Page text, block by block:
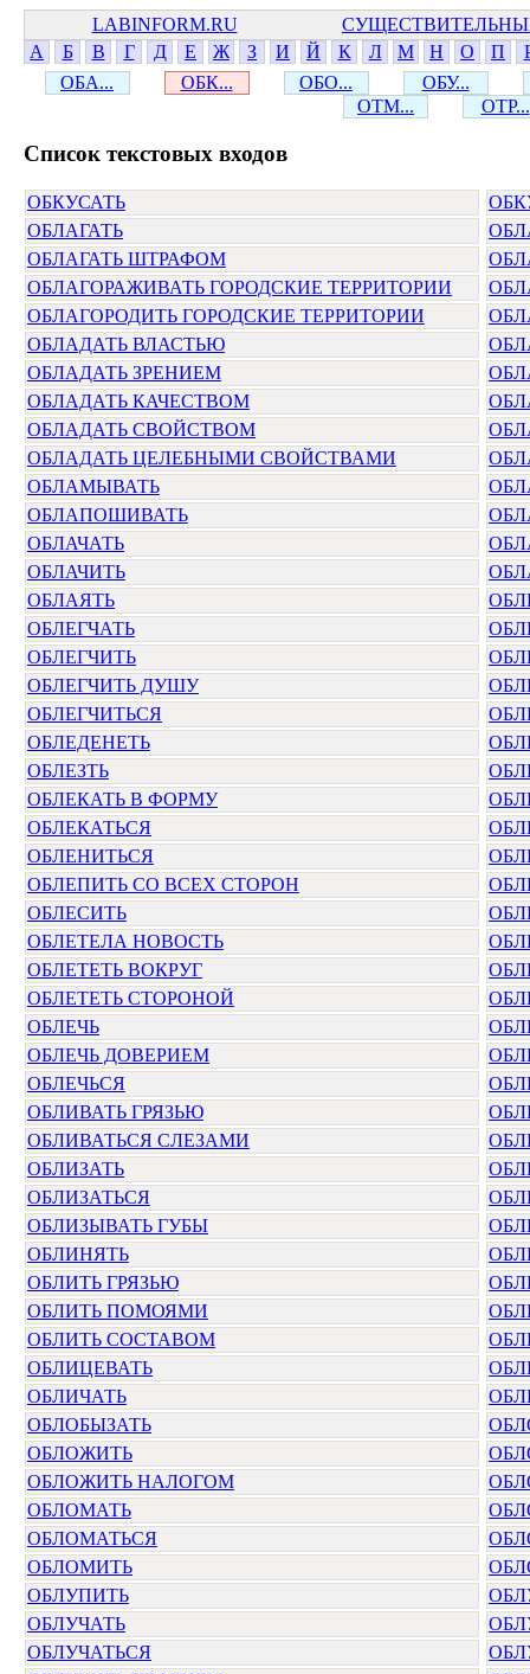
LABINFORM.RU
А
Б В Г Д Е Ж З И Й К Л М Н О П
ОБА...
ОБК... ОБО...
ОБУ...
ОТМ...
ОТР...
Cписок текстовых входов
ОБКУСАТЬ
ОБЛАГАТЬ
ОБЛАГАТЬ ШТРАФОМ
ОБЛАГОРАЖИВАТЬ ГОРОДСКИЕ ТЕРРИТОРИИ
ОБЛАГОРОДИТЬ ГОРОДСКИЕ ТЕРРИТОРИИ
ОБЛАДАТЬ ВЛАСТЬЮ
ОБЛАДАТЬ ЗРЕНИЕМ
ОБЛАДАТЬ КАЧЕСТВОМ
ОБЛАДАТЬ СВОЙСТВОМ
ОБЛАДАТЬ ЦЕЛЕБНЫМИ СВОЙСТВАМИ
ОБЛАМЫВАТЬ
ОБЛАПОШИВАТЬ
ОБЛАЧАТЬ
ОБЛАЧИТЬ
ОБЛАЯТЬ
ОБЛЕГЧАТЬ
ОБЛЕГЧИТЬ
ОБЛЕГЧИТЬ ДУШУ
ОБЛЕГЧИТЬСЯ
ОБЛЕДЕНЕТЬ
ОБЛЕЗТЬ
ОБЛЕКАТЬ В ФОРМУ
ОБЛЕКАТЬСЯ
ОБЛЕНИТЬСЯ
ОБЛЕПИТЬ СО ВСЕХ СТОРОН
ОБЛЕСИТЬ
ОБЛЕТЕЛА НОВОСТЬ
ОБЛЕТЕТЬ ВОКРУГ
ОБЛЕТЕТЬ СТОРОНОЙ
ОБЛЕЧЬ
ОБЛЕЧЬ ДОВЕРИЕМ
ОБЛЕЧЬСЯ
ОБЛИВАТЬ ГРЯЗЬЮ
ОБЛИВАТЬСЯ СЛЕЗАМИ
ОБЛИЗАТЬ
ОБЛИЗАТЬСЯ
ОБЛИЗЫВАТЬ ГУБЫ
ОБЛИНЯТЬ
ОБЛИТЬ ГРЯЗЬЮ
ОБЛИТЬ ПОМОЯМИ
ОБЛИТЬ СОСТАВОМ
ОБЛИЦЕВАТЬ
ОБЛИЧАТЬ
ОБЛОБЫЗАТЬ
ОБЛОЖИТЬ
ОБЛОЖИТЬ НАЛОГОМ
ОБЛОМАТЬ
ОБЛОМАТЬСЯ
ОБЛОМИТЬ
ОБЛУПИТЬ
ОБЛУЧАТЬ
ОБЛУЧАТЬСЯ